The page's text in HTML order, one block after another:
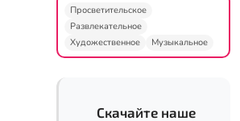
Просветительское
Развлекательное
Художественное
Музыкальное
Скачайте наше